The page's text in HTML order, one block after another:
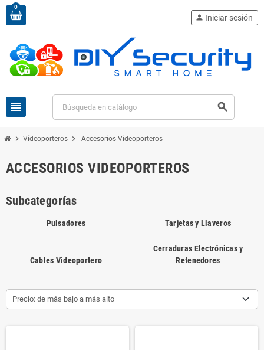
0
view_headline search
person Iniciar sesión
chevron_right Vídeoporteros chevron_right Accesorios Videoporteros
ACCESORIOS VIDEOPORTEROS
Subcategorías
Pulsadores Tarjetas y Llaveros
Cables Videoportero
Cerraduras Electrónicas y
Retenedores
Precio: de más bajo a más alto